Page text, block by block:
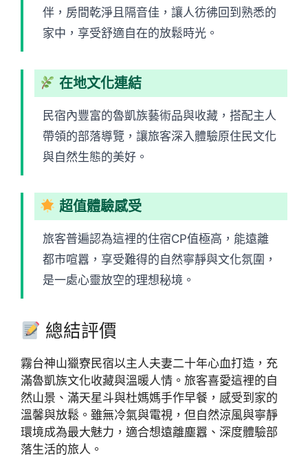
伴，房間乾淨且隔音佳，讓人彷彿回到熟悉的
家中，享受舒適自在的放鬆時光。
在地文化連結
民宿內豐富的魯凱族藝術品與收藏，搭配主人
帶領的部落導覽，讓旅客深入體驗原住民文化
與自然生態的美好。
超值體驗感受
旅客普遍認為這裡的住宿CP值極高，能遠離
都市喧囂，享受難得的自然寧靜與文化氛圍，
是一處心靈放空的理想秘境。
總結評價
霧台神山獵寮民宿以主人夫妻二十年心血打造，充
滿魯凱族文化收藏與溫暖人情。旅客喜愛這裡的自
然山景、滿天星斗與杜媽媽手作早餐，感受到家的
溫馨與放鬆。雖無冷氣與電視，但自然涼風與寧靜
環境成為最大魅力，適合想遠離塵囂、深度體驗部
落生活的旅人。